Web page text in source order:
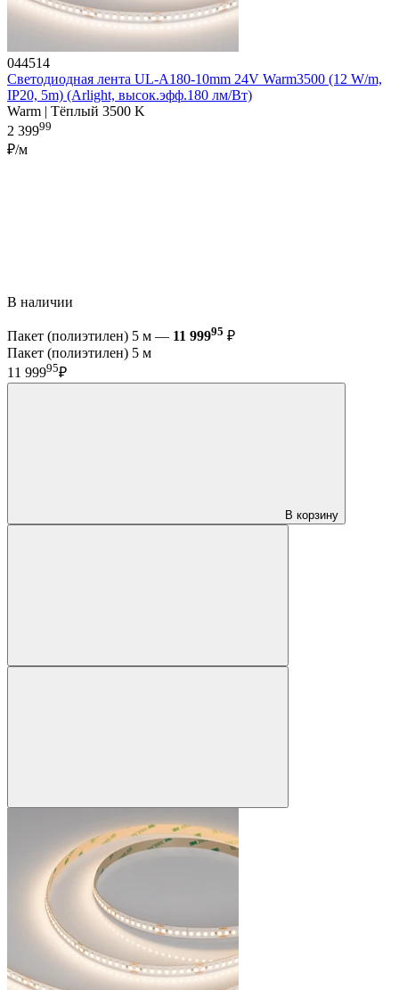
044514
Светодиодная лента UL-A180-10mm 24V Warm3500 (12 W/m,
IP20, 5m) (Arlight, высок.эфф.180 лм/Вт)
Warm | Тёплый 3500 K
2 39999
₽/м
В наличии
Пакет (полиэтилен) 5 м — 11 99995 ₽
Пакет (полиэтилен) 5 м
11 99995₽
В корзину